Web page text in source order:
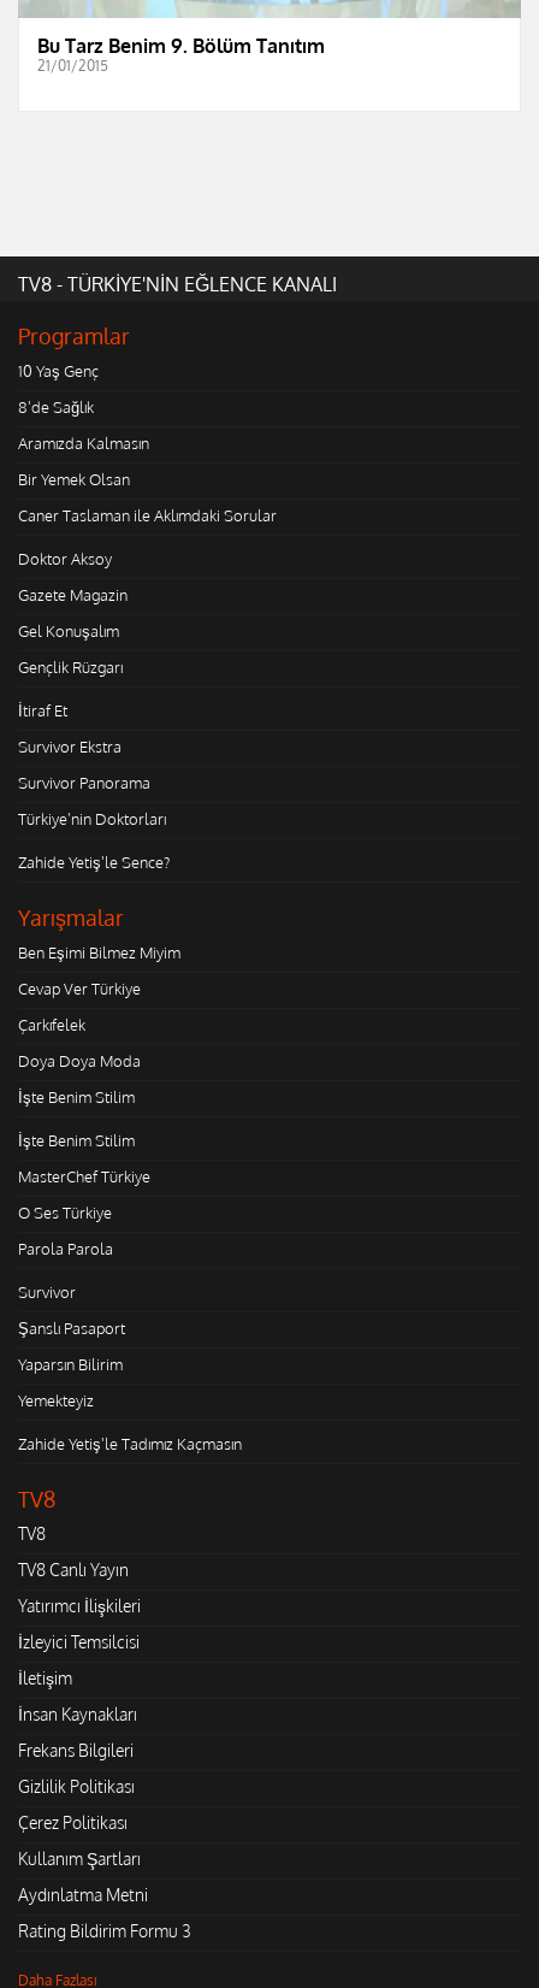
Bu Tarz Benim 9. Bölüm Tanıtım
21/01/2015
TV8 - TÜRKİYE'NİN EĞLENCE KANALI
Programlar
10 Yaş Genç
8'de Sağlık
Aramızda Kalmasın
Bir Yemek Olsan
Caner Taslaman ile Aklımdaki Sorular
Doktor Aksoy
Gazete Magazin
Gel Konuşalım
Gençlik Rüzgarı
İtiraf Et
Survivor Ekstra
Survivor Panorama
Türkiye'nin Doktorları
Zahide Yetiş'le Sence?
Yarışmalar
Ben Eşimi Bilmez Miyim
Cevap Ver Türkiye
Çarkıfelek
Doya Doya Moda
İşte Benim Stilim
İşte Benim Stilim
MasterChef Türkiye
O Ses Türkiye
Parola Parola
Survivor
Şanslı Pasaport
Yaparsın Bilirim
Yemekteyiz
Zahide Yetiş'le Tadımız Kaçmasın
TV8
TV8
TV8 Canlı Yayın
Yatırımcı İlişkileri
İzleyici Temsilcisi
İletişim
İnsan Kaynakları
Frekans Bilgileri
Gizlilik Politikası
Çerez Politikası
Kullanım Şartları
Aydınlatma Metni
Rating Bildirim Formu 3
Daha Fazlası